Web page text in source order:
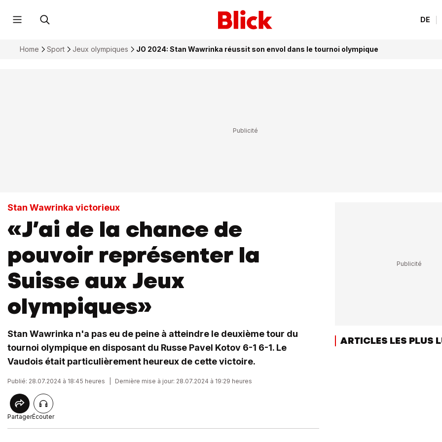
DE
Home Sport Jeux olympiques JO 2024: Stan Wawrinka réussit son envol dans le tournoi olympique
Stan Wawrinka victorieux
«J’ai de la chance de
pouvoir représenter la
Suisse aux Jeux
olympiques»
Stan Wawrinka n'a pas eu de peine à atteindre le deuxième tour du
tournoi olympique en disposant du Russe Pavel Kotov 6-1 6-1. Le
Vaudois était particulièrement heureux de cette victoire.
Publié: 28.07.2024 à 18:45 heures Dernière mise à jour: 28.07.2024 à 19:29 heures
PartagerÉcouter
ARTICLES LES PLUS